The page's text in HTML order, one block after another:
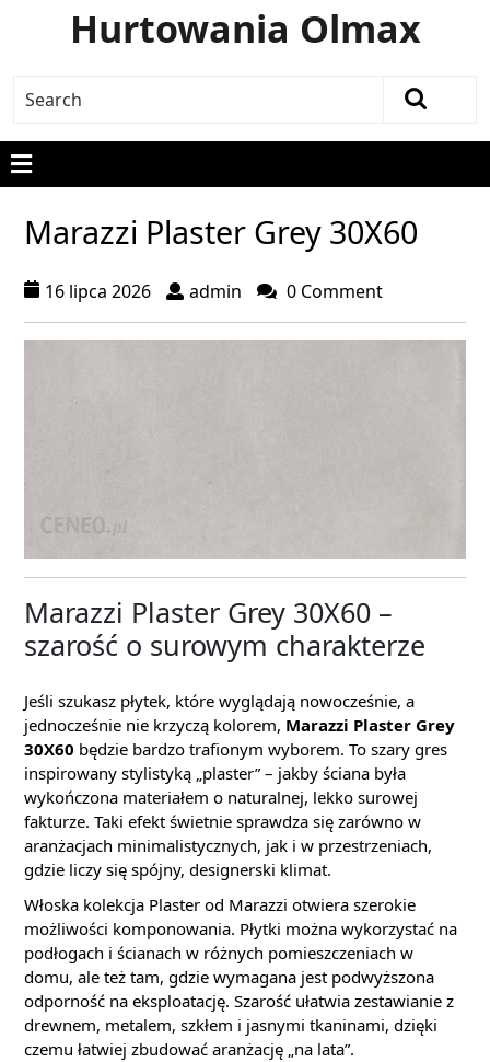
Hurtowania Olmax
Marazzi Plaster Grey 30X60
16 lipca 2026 admin 0 Comment
Marazzi Plaster Grey 30X60 –
szarość o surowym charakterze
Jeśli szukasz płytek, które wyglądają nowocześnie, a
jednocześnie nie krzyczą kolorem, Marazzi Plaster Grey
30X60 będzie bardzo trafionym wyborem. To szary gres
inspirowany stylistyką „plaster” – jakby ściana była
wykończona materiałem o naturalnej, lekko surowej
fakturze. Taki efekt świetnie sprawdza się zarówno w
aranżacjach minimalistycznych, jak i w przestrzeniach,
gdzie liczy się spójny, designerski klimat.
Włoska kolekcja Plaster od Marazzi otwiera szerokie
możliwości komponowania. Płytki można wykorzystać na
podłogach i ścianach w różnych pomieszczeniach w
domu, ale też tam, gdzie wymagana jest podwyższona
odporność na eksploatację. Szarość ułatwia zestawianie z
drewnem, metalem, szkłem i jasnymi tkaninami, dzięki
czemu łatwiej zbudować aranżację „na lata”.